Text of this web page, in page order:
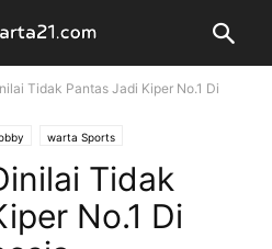
Tidak Pantas Jadi Kiper No.1 Di
warta Sports
Tidak
No.1 Di